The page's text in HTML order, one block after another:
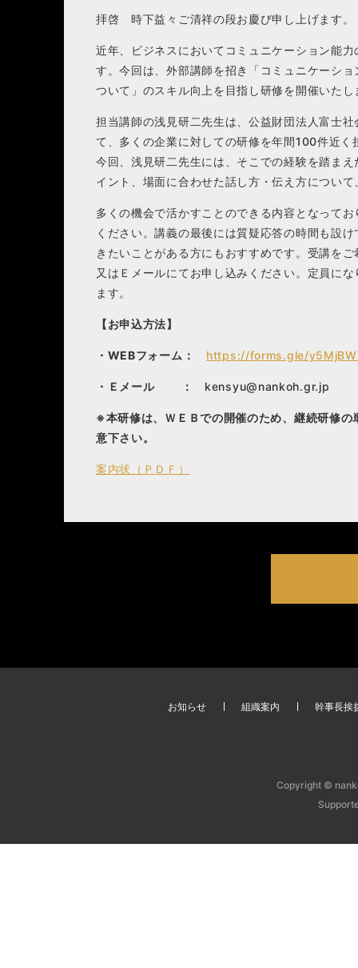
拝啓 時下益々ご清祥の段お慶び申し上げます。
近年、ビジネスにおいてコミュニケーション能
す。今回は、外部講師を招き「コミュニケーシ
ついて」のスキル向上を目指し研修を開催いたし
担当講師の浅見研二先生は、公益財団法人富士
て、多くの企業に対しての研修を年間100件近く
今回、浅見研二先生には、そこでの経験を踏ま
イント、場面に合わせた話し方・伝え方につい
多くの機会で活かすことのできる内容となって
ください。講義の最後には質疑応答の時間も設
きたいことがある方にもおすすめです。受講を
又はＥメールにてお申し込みください。定員に
ます。
【お申込方法】
・WEBフォーム： https://forms.gle/
・Ｅメール ： kensyu@nankoh.gr.jp
※本研修は、ＷＥＢでの開催のため、継続研修の
意下さい。
案内状（ＰＤＦ）
お知らせ 組織案内 幹事長挨
Copyright ©